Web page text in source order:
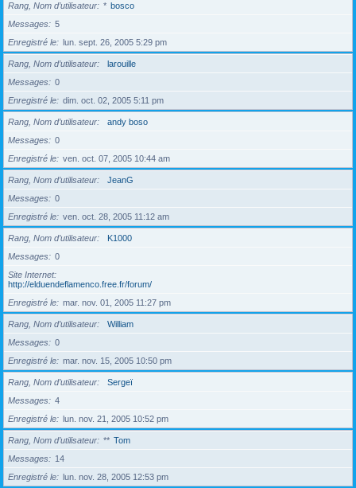
Rang, Nom d’utilisateur * bosco
Messages
5
Enregistré le
lun. sept. 26, 2005 5:29 pm
Rang, Nom d’utilisateur
larouille
Messages
0
Enregistré le
dim. oct. 02, 2005 5:11 pm
Rang, Nom d’utilisateur
andy boso
Messages
0
Enregistré le
ven. oct. 07, 2005 10:44 am
Rang, Nom d’utilisateur
JeanG
Messages
0
Enregistré le
ven. oct. 28, 2005 11:12 am
Rang, Nom d’utilisateur
K1000
Messages
0
Site Internet
http://elduendeflamenco.free.fr/forum/
Enregistré le
mar. nov. 01, 2005 11:27 pm
Rang, Nom d’utilisateur
William
Messages
0
Enregistré le
mar. nov. 15, 2005 10:50 pm
Rang, Nom d’utilisateur
Sergeï
Messages
4
Enregistré le
lun. nov. 21, 2005 10:52 pm
Rang, Nom d’utilisateur ** Tom
Messages
14
Enregistré le
lun. nov. 28, 2005 12:53 pm